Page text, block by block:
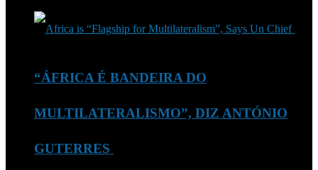
“ÁFRICA É BANDEIRA DO
MULTILATERALISMO”, DIZ ANTÓNIO
GUTERRES